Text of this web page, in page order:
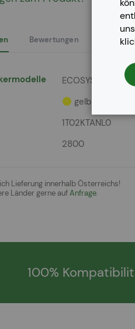
ECOSYS P 6021
gelb
1T02KTANL0
2800
Lieferung innerhalb Österreichs!
Länder gerne aufAnfrage.
Bewertungen
100%